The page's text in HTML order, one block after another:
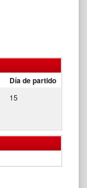
Día de partido
15